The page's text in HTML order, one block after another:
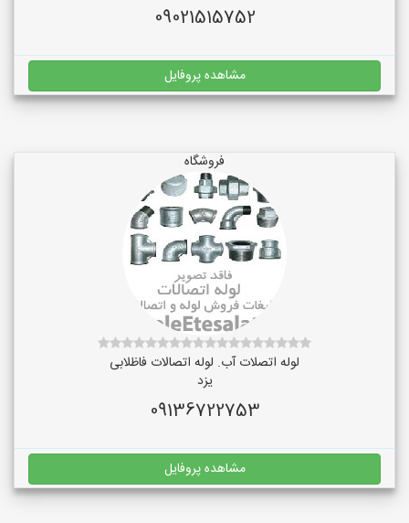
09021515752
مشاهده پروفایل
فروشگاه
لوله اتصلات آب. لوله اتصالات فاظلابی
یزد
09136722753
مشاهده پروفایل